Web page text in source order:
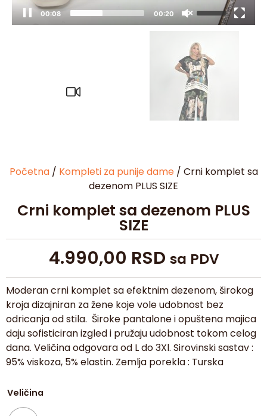
00:09 00:20
Početna/ Kompleti za punije dame/ Crni komplet sa
dezenom PLUS SIZE
Crni komplet sa dezenom PLUS
SIZE
4.990,00 RSD sa PDV
Moderan crni komplet sa efektnim dezenom, širokog
kroja dizajniran za žene koje vole udobnost bez
odricanja od stila. Široke pantalone i opuštena majica
daju sofisticiran izgled i pružaju udobnost tokom celog
dana. Veličina odgovara od L do 3Xl. Sirovinski sastav :
95% viskoza, 5% elastin. Zemlja porekla : Turska
Veličina